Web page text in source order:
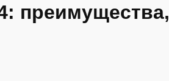
преимущества,